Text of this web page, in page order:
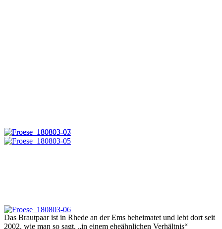
Das Brautpaar ist in Rhede an der Ems beheimatet und lebt dort seit
2002, wie man so sagt, „in einem eheähnlichen Verhältnis“